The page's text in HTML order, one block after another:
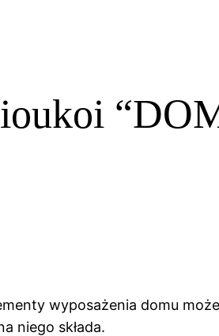
wyposażenia domu
niego składa.